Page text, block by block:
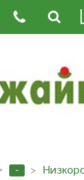
-